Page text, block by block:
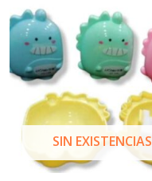
SIN EXISTENCIAS
precio
original
era:
.
₡300
precio
actual
es:
₡200